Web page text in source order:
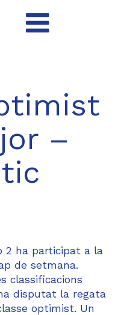
–
2 ha participat a la
de setmana.
classificacions
disputat la regata
optimist. Un